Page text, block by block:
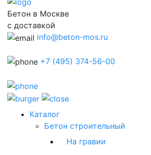
Бетон в Москве
с доставкой
info@beton-mos.ru
+7 (495) 374-56-00
Каталог
Бетон строительный
На гравии